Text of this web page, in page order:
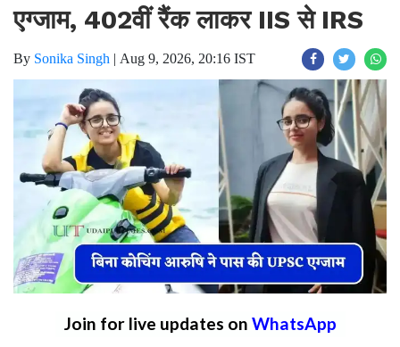
एग्जाम, 402वीं रैंक लाकर IIS से IRS
By Sonika Singh | Aug 9, 2026, 20:16 IST
Join for live updates on WhatsApp